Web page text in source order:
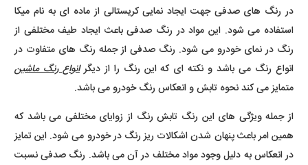
در رنگ های صدفی جهت ایجاد نمایی کریستالی از ماده ای به نام میکا
استفاده می شود. این مواد در رنگ صدفی باعث ایجاد طیف مختلفی از
رنگ در نمای خودرو می شود. رنگ صدفی از جمله رنگ های متفاوت در
انواع رنگ می باشد و نکته ای که این رنگ را از دیگرانواع رنگ ماشین
متمایز می کند نحوه تابش و انعکاس رنگ خودرو می باشد.
از جمله ویژگی های این رنگ تابش رنگ از زوایای مختلفی می باشد که
همین امر باعث پنهان شدن اشکالات ریز رنگ در خودرو می شود. این تمایز
در انعکاس به دلیل وجود مواد مختلف در آن می باشد. رنگ صدفی نسبت